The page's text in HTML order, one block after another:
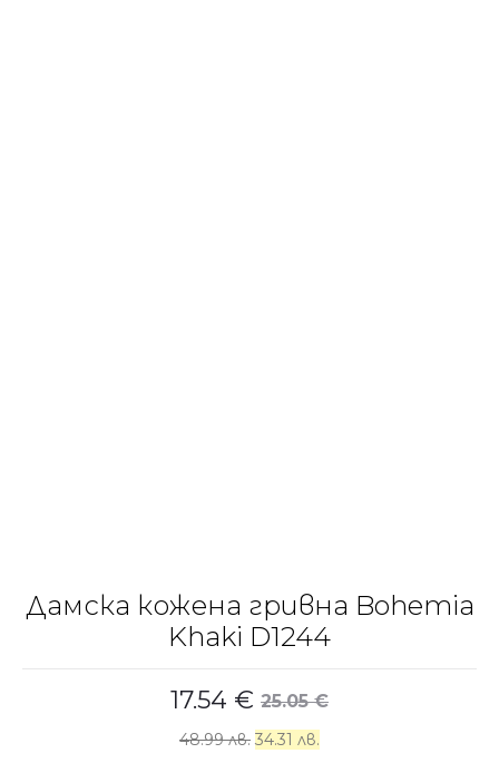
Дамска кожена гривна Bohemia
Khaki D1244
25.05€
17.54 €
48.99 лв. 34.31 лв.